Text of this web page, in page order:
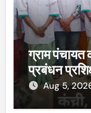
ग्राम पंचायत
प्रबंधन
Aug 5,